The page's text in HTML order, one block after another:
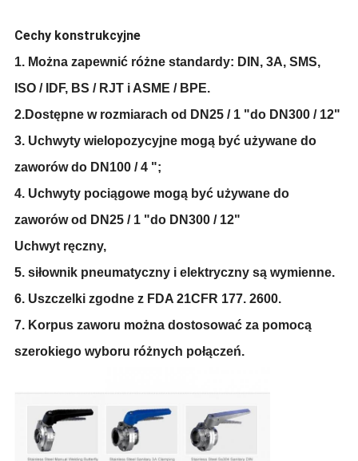
Cechy konstrukcyjne
1. Można zapewnić różne standardy: DIN, 3A, SMS,
ISO / IDF, BS / RJT i ASME / BPE.
2.Dostępne w rozmiarach od DN25 / 1 "do DN300 / 12"
3. Uchwyty wielopozycyjne mogą być używane do
zaworów do DN100 / 4 ";
4. Uchwyty pociągowe mogą być używane do
zaworów od DN25 / 1 "do DN300 / 12"
Uchwyt ręczny,
5. siłownik pneumatyczny i elektryczny są wymienne.
6. Uszczelki zgodne z FDA 21CFR 177. 2600.
7. Korpus zaworu można dostosować za pomocą
szerokiego wyboru różnych połączeń.